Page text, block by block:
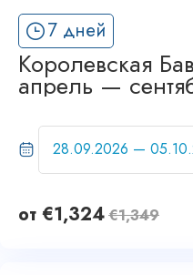
7 дней
Королевская
апрель —
от €1,324€1,349